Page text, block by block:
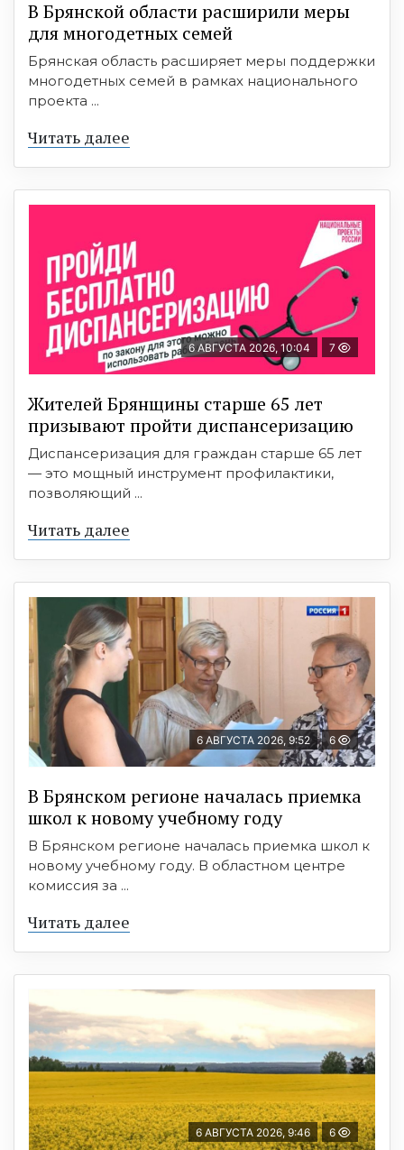
В Брянской области расширили меры
для многодетных семей
Брянская область расширяет меры поддержки
многодетных семей в рамках национального
проекта ...
Читать далее
6 АВГУСТА 2026, 10:04 7
Жителей Брянщины старше 65 лет
призывают пройти диспансеризацию
Диспансеризация для граждан старше 65 лет
— это мощный инструмент профилактики,
позволяющий ...
Читать далее
6 АВГУСТА 2026, 9:52 6
В Брянском регионе началась приемка
школ к новому учебному году
В Брянском регионе началась приемка школ к
новому учебному году. В областном центре
комиссия за ...
Читать далее
6 АВГУСТА 2026, 9:46 6